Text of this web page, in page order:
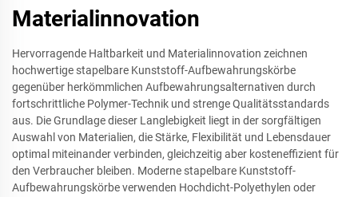
Materialinnovation
Hervorragende Haltbarkeit und Materialinnovation zeichnen
hochwertige stapelbare Kunststoff-Aufbewahrungskörbe
gegenüber herkömmlichen Aufbewahrungsalternativen durch
fortschrittliche Polymer-Technik und strenge Qualitätsstandards
aus. Die Grundlage dieser Langlebigkeit liegt in der sorgfältigen
Auswahl von Materialien, die Stärke, Flexibilität und Lebensdauer
optimal miteinander verbinden, gleichzeitig aber kosteneffizient für
den Verbraucher bleiben. Moderne stapelbare Kunststoff-
Aufbewahrungskörbe verwenden Hochdicht-Polyethylen oder